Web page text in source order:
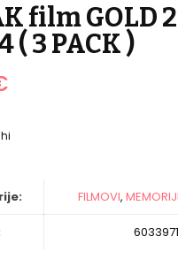
film GOLD
( 3 PACK )
FILMOVI,
6033971